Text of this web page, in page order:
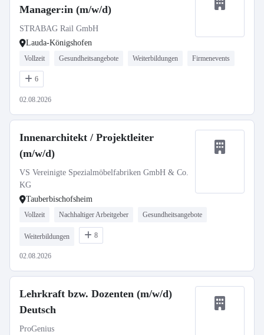
Manager:in (m/w/d)
STRABAG Rail GmbH
Lauda-Königshofen
Vollzeit Gesundheitsangebote Weiterbildungen Firmenevents
6
02.08.2026
Innenarchitekt / Projektleiter
(m/w/d)
VS Vereinigte Spezialmöbelfabriken GmbH & Co.
KG
Tauberbischofsheim
Vollzeit Nachhaltiger Arbeitgeber Gesundheitsangebote
Weiterbildungen 8
02.08.2026
Lehrkraft bzw. Dozenten (m/w/d)
Deutsch
ProGenius